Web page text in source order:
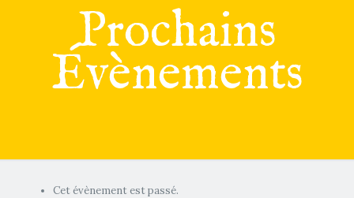
Prochains
Évènements
Cet évènement est passé.